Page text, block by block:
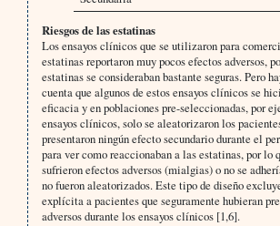
Riesgos de las estatinas
Los ensayos clínicos que se utilizaron para
estatinas reportaron muy pocos efectos adversos,
estatinas se consideraban bastante seguras. Pero
cuenta que algunos de estos ensayos clínicos se
eficacia y en poblaciones pre-seleccionadas, por
ensayos clínicos, solo se aleatorizaron los
presentaron ningún efecto secundario durante el
para ver como reaccionaban a las estatinas, por lo
sufrieron efectos adversos (mialgias) o no se
no fueron aleatorizados. Este tipo de diseño
explícita a pacientes que seguramente hubieran
adversos durante los ensayos clínicos [1,6].